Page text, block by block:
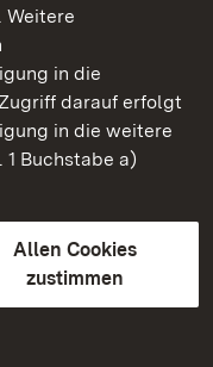
Weitere
in die
darauf erfolgt
in die weitere
Buchstabe a)
Allen Cookies
zustimmen
Württemberg